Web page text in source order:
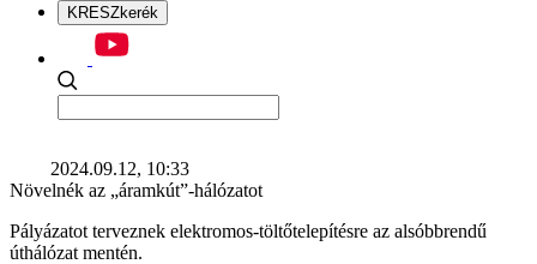
KRESZkerék
2024.09.12, 10:33
Növelnék az „áramkút”-hálózatot
Pályázatot terveznek elektromos-töltőtelepítésre az alsóbbrendű
úthálózat mentén.